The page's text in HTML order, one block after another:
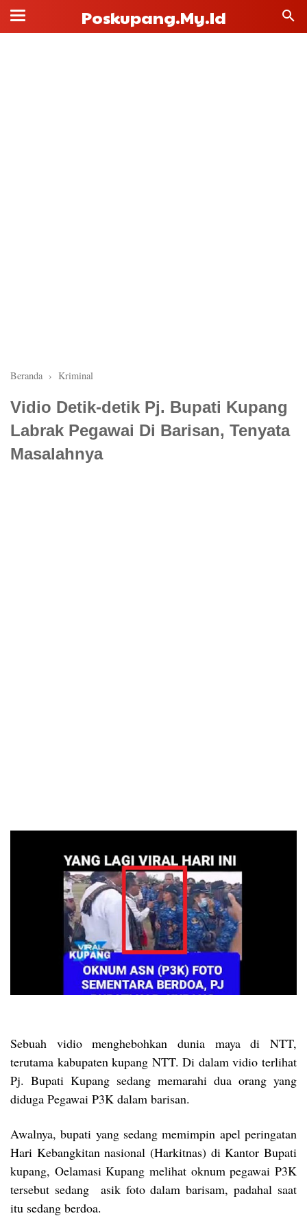
Poskupang.my.id
Beranda › Kriminal
Vidio Detik-detik Pj. Bupati Kupang
Labrak Pegawai Di Barisan, Tenyata
Masalahnya
Sebuah vidio menghebohkan dunia maya di NTT,
terutama kabupaten kupang NTT. Di dalam vidio terlihat
Pj. Bupati Kupang sedang memarahi dua orang yang
diduga Pegawai P3K dalam barisan.
Awalnya, bupati yang sedang memimpin apel peringatan
Hari Kebangkitan nasional (Harkitnas) di Kantor Bupati
kupang, Oelamasi Kupang melihat oknum pegawai P3K
tersebut sedang asik foto dalam barisam, padahal saat
itu sedang berdoa.